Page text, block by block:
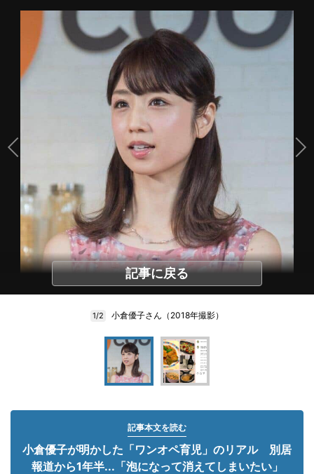
記事に戻る
1/2 小倉優子さん（2018年撮影）
記事本文を読む
小倉優子が明かした「ワンオペ育児」のリアル 別居
報道から1年半...「泡になって消えてしまいたい」